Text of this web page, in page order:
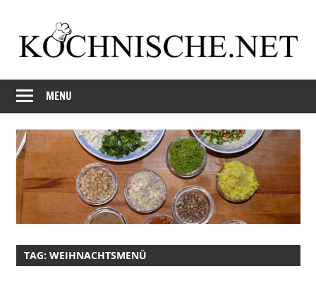
content
Kochnische.net
another
Foodblog
MENU
TAG: WEIHNACHTSMENÜ